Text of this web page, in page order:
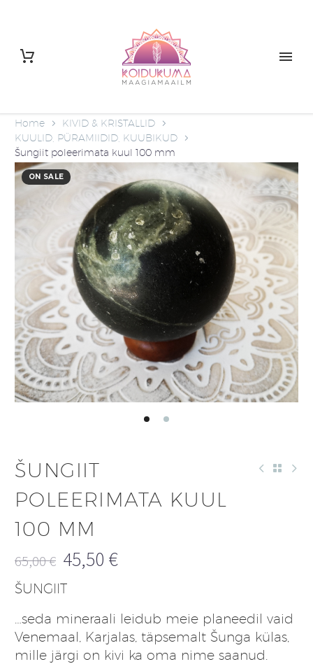
Home
KIVID & KRISTALLID
KUULID, PÜRAMIIDID, KUUBIKUD
Šungiit poleerimata kuul 100 mm
ON SALE
ŠUNGIIT
POLEERIMATA KUUL
100 MM
65,00€
Algne
hind
oli:
65,00 €.
45,50 €
Praegune
hind
on:
45,50 €.
ŠUNGIIT
…seda mineraali leidub meie planeedil vaid
Venemaal, Karjalas, täpsemalt Šunga külas,
mille järgi on kivi ka oma nime saanud.